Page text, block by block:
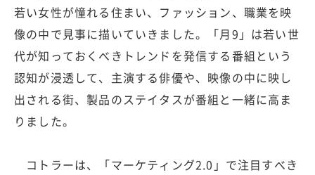
若い女性が憧れる住まい、ファッション、職業を映
像の中で見事に描いていきました。「月9」は若い世
代が知っておくべきトレンドを発信する番組という
認知が浸透して、主演する俳優や、映像の中に映し
出される街、製品のステイタスが番組と一緒に高ま
りました。
コトラーは、「マーケティング2.0」で注目すべき